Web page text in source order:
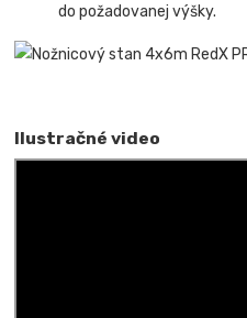
do požadovanej výšky.
Ilustračné video